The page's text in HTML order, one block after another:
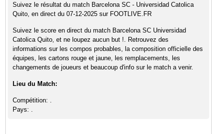
Suivez le résultat du match Barcelona SC - Universidad Catolica
Quito, en direct du 07-12-2025 sur FOOTLIVE.FR
Suivez le score en direct du match Barcelona SC Universidad
Catolica Quito, et ne loupez aucun but !. Retrouvez des
informations sur les compos probables, la composition officielle des
équipes, les cartons rouge et jaune, les remplacements, les
changements de joueurs et beaucoup d'info sur le match a venir.
Lieu du Match:
Compétition: .
Pays: .